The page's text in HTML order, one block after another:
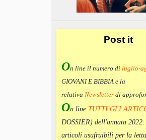
Postit
On line il numero di luglio-
GIOVANI E BIBBIA e la
relativa Newsletter di
On line TUTTI GLI
DOSSIER) dell'annata 2022:
articoli usufruibili per la